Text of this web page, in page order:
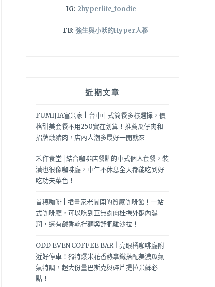
IG: 2hyperlife_foodie
FB: 強生與小吠的Hyper人蔘
近期文章
FUMIJIA富米家 | 台中中式簡餐多樣選擇，價
格甜美套餐不用250實在划算！推薦瓜仔肉和
招牌燉豬肉，店內人潮多最好一開就來
禾作食堂│結合咖啡店餐點的中式個人套餐，裝
潢也很像咖啡廳，中午不休息全天都能吃到好
吃功夫菜色！
首稿咖啡 | 插畫家老闆開的質感咖啡館！一站
式咖啡廳，可以吃到巨無霸肉桂捲外酥內濕
潤，還有鹹香乾拌麵與舒肥雞沙拉！
ODD EVEN COFFEE BAR | 亮眼橘咖啡廳附
近好停車！獨特爆米花香熱拿鐵搭配美濃瓜氮
氣特調，超大份量巴斯克與碎片提拉米蘇必
點！